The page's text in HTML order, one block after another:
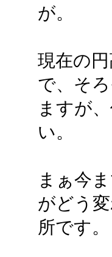
が。
現在の
で、そ
ますが
い。
まぁ今
がどう
所です。